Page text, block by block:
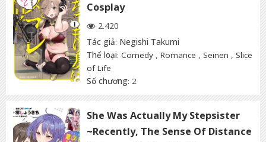
Cosplay
2.420
Tác giả: Negishi Takumi
Thể loại: Comedy , Romance , Seinen , Slice
of Life
Số chương: 2
She Was Actually My Stepsister
~Recently, The Sense Of Distance